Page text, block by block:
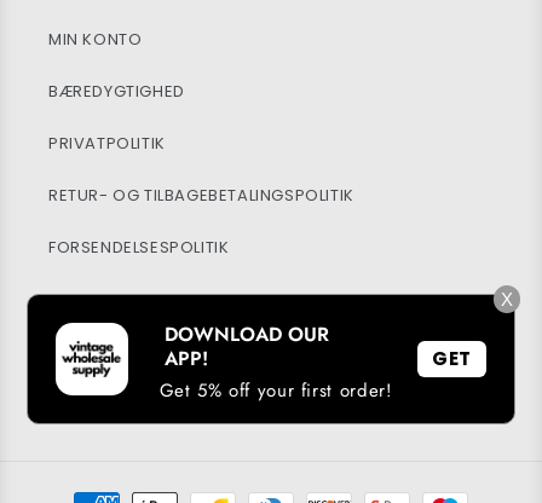
MIN KONTO
BÆREDYGTIGHED
PRIVATPOLITIK
RETUR- OG TILBAGEBETALINGSPOLITIK
FORSENDELSESPOLITIK
BLOG
Betalingsmetoder
X
DOWNLOAD OUR
APP!
Get 5% off your first order!
GET